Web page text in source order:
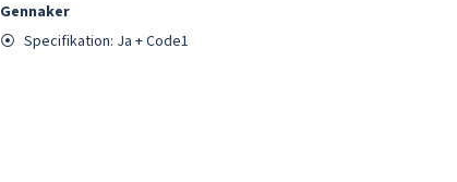
Gennaker
⦿ Specifikation: Ja + Code1